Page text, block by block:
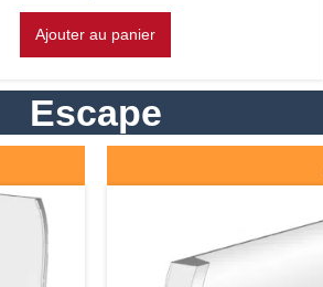
Ajouter au panier
Escape